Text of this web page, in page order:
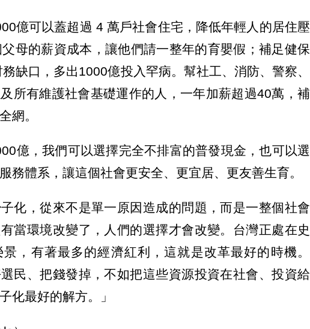
億可以蓋超過 4 萬戶社會住宅，降低年輕人的居住壓
母的薪資成本，讓他們請一整年的育嬰假；補足健保
缺口，多出1000億投入罕病。幫社工、消防、警察、
所有維護社會基礎運作的人，一年加薪超過40萬，補
網。
億，我們可以選擇完全不排富的普發現金，也可以選
務體系，讓這個社會更安全、更宜居、更友善生育。
化，從來不是單一原因造成的問題，而是一整個社會
當環境改變了，人們的選擇才會改變。台灣正處在史
景，有著最多的經濟紅利，這就是改革最好的時機。
選民、把錢發掉，不如把這些資源投資在社會、投資給
化最好的解方。」